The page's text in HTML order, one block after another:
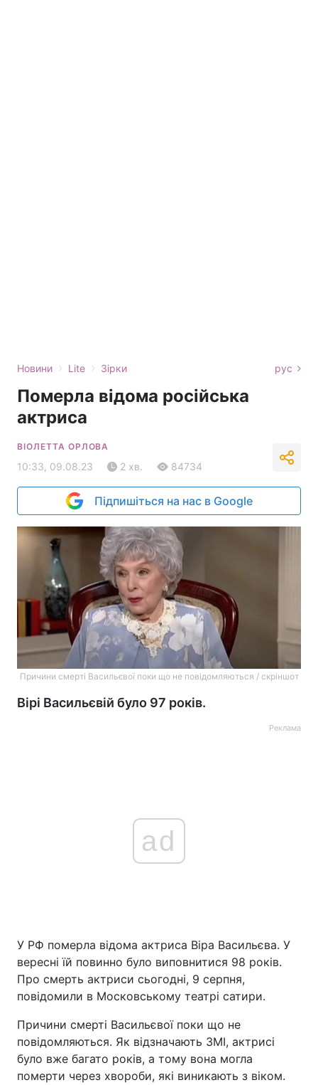
Новини › Lite › Зірки рус
Померла відома російська
актриса
ВІОЛЕТТА ОРЛОВА
10:33, 09.08.23 2 хв. 84734
Підпишіться на нас в Google
Причини смерті Васильєвої поки що не повідомляються / скріншот
Вірі Васильєвій було 97 років.
Реклама
ad
У РФ померла відома актриса Віра Васильєва. У
вересні їй повинно було виповнитися 98 років.
Про смерть актриси сьогодні, 9 серпня,
повідомили в Московському театрі сатири.
Причини смерті Васильєвої поки що не
повідомляються. Як відзначають ЗМІ, актрисі
було вже багато років, а тому вона могла
померти через хвороби, які виникають з віком.